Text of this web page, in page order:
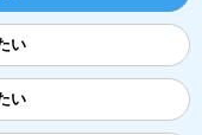
い
い